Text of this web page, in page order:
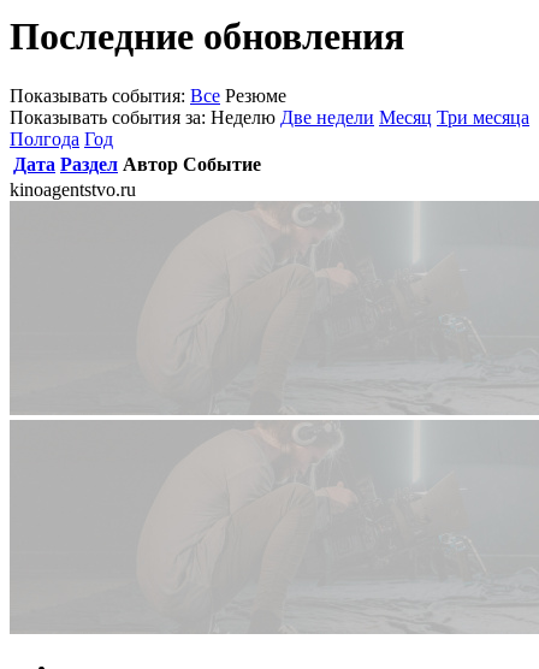
Последние обновления
Показывать события: Все Резюме
Показывать события за: Неделю Две недели Месяц Три месяца
Полгода Год
Дата Раздел Автор Событие
kinoagentstvo.ru